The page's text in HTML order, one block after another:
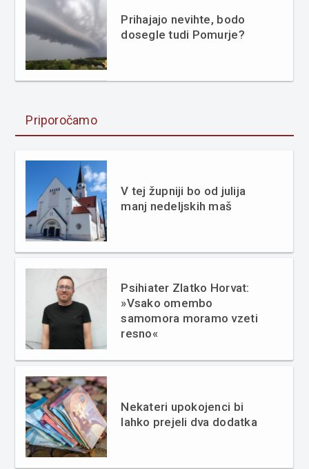
Prihajajo nevihte, bodo
dosegle tudi Pomurje?
Priporočamo
V tej župniji bo od julija
manj nedeljskih maš
Psihiater Zlatko Horvat:
»Vsako omembo
samomora moramo vzeti
resno«
Nekateri upokojenci bi
lahko prejeli dva dodatka